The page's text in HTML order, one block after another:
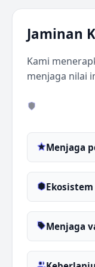
Jaminan
Kami
menjaga nilai
Menjaga
Menjaga